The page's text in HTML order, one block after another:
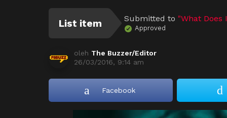
List item Submitted to "What Does
Approved
oleh The Buzzer/Editor
26/03/2016, 9:14 am
Facebook